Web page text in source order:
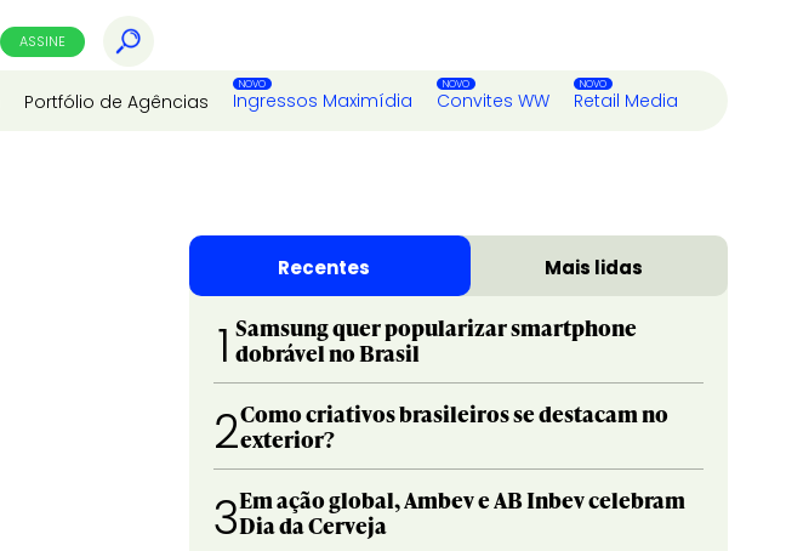
ASSINE
Portfólio de Agências Ingressos Maximídia Convites WW Retail Media
Recentes Mais lidas
1 Samsung quer popularizar smartphone
dobrável no Brasil
2Como criativos brasileiros se destacam no
exterior?
3Em ação global, Ambev e AB Inbev celebram
Dia da Cerveja